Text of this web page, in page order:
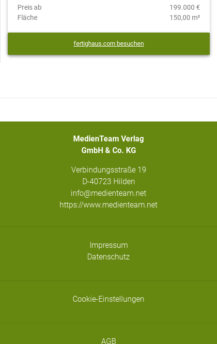
Preis ab
199.000 €
Fläche
150,00 m²
fertighaus.com besuchen
MedienTeam Verlag
GmbH & Co. KG
Verbindungsstraße 19
D-40723 Hilden
info@medienteam.net
https://www.medienteam.net
Impressum
Datenschutz
Cookie-Einstellungen
AGB